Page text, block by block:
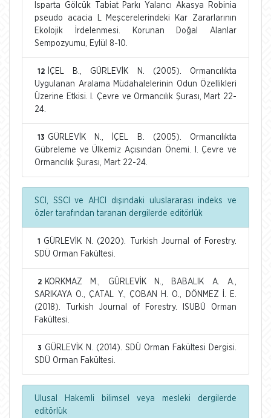
Isparta Gölcük Tabiat Parkı Yalancı Akasya Robinia
pseudo acacia L Meşcerelerindeki Kar Zararlarının
Ekolojik İrdelenmesi. Korunan Doğal Alanlar
Sempozyumu, Eylül 8-10.
12
İÇEL B., GÜRLEVİK N. (2005). Ormancılıkta
Uygulanan Aralama Müdahalelerinin Odun Özellikleri
Üzerine Etkisi. I. Çevre ve Ormancılık Şurası, Mart 22-
24.
13 GÜRLEVİK N., İÇEL B. (2005). Ormancılıkta
Gübreleme ve Ülkemiz Açısından Önemi. I. Çevre ve
Ormancılık Şurası, Mart 22-24.
SCI, SSCI ve AHCI dışındaki uluslararası indeks ve
özler tarafından taranan dergilerde editörlük
1
GÜRLEVİK N. (2020). Turkish Journal of Forestry.
SDÜ Orman Fakültesi.
2 KORKMAZ M., GÜRLEVİK N., BABALIK A. A.,
SARIKAYA O., ÇATAL Y., ÇOBAN H. O., DÖNMEZ İ. E.
(2018). Turkish Journal of Forestry. ISUBÜ Orman
Fakültesi.
3 GÜRLEVİK N. (2014). SDÜ Orman Fakültesi Dergisi.
SDÜ Orman Fakültesi.
Ulusal Hakemli bilimsel veya mesleki dergilerde
editörlük